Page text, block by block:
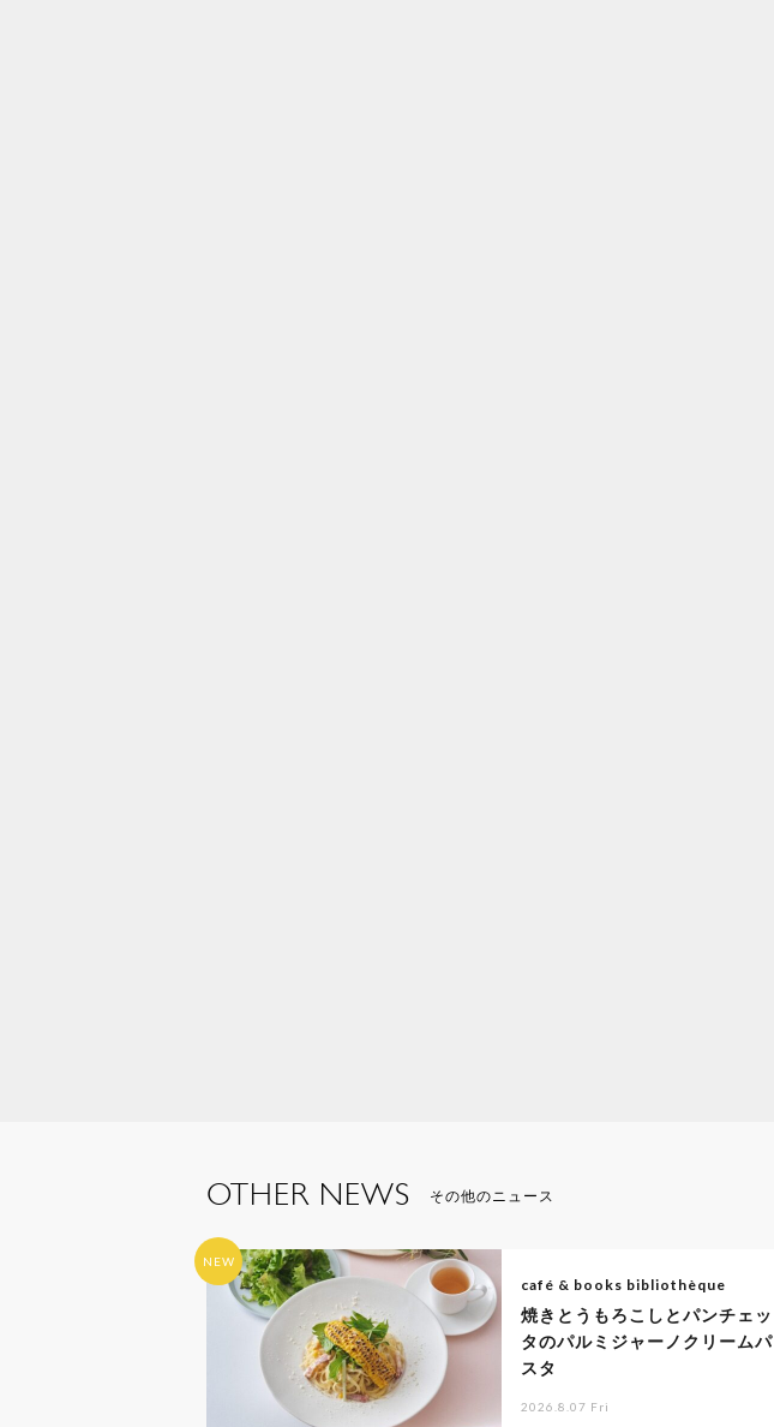
OTHER NEWS その他のニュース
NEW
café & books bibliothèque
焼きとうもろこしとパンチェッ
タのパルミジャーノクリームパ
スタ
2026.8.07 Fri